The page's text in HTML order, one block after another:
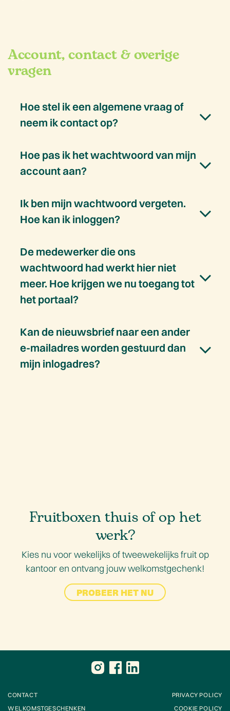
Account, contact & overige
vragen
Hoe stel ik een algemene vraag of
neem ik contact op?
Hoe pas ik het wachtwoord van mijn
account aan?
Ik ben mijn wachtwoord vergeten.
Hoe kan ik inloggen?
De medewerker die ons
wachtwoord had werkt hier niet
meer. Hoe krijgen we nu toegang tot
het portaal?
Kan de nieuwsbrief naar een ander
e-mailadres worden gestuurd dan
mijn inlogadres?
Fruitboxen thuis of op het
werk?
Kies nu voor wekelijks of tweewekelijks fruit op
kantoor en ontvang jouw welkomstgechenk!
PROBEER HET NU
CONTACT
WELKOMSTGESCHENKEN
PRIVACY POLICY
COOKIE POLICY